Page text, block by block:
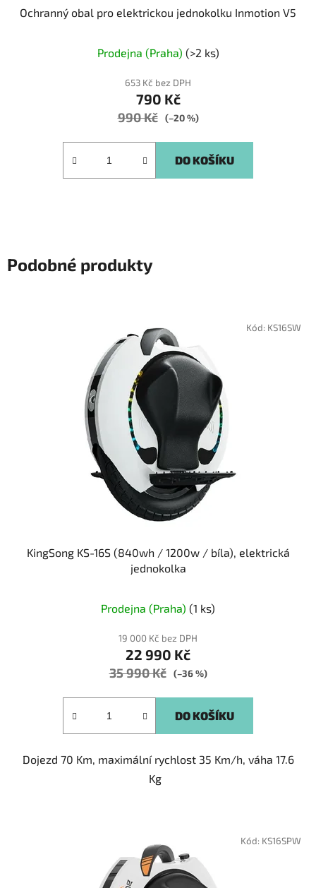
Ochranný obal pro elektrickou jednokolku Inmotion V5
hodnocení
produktu
je
5,0
Prodejna (Praha) (>2 ks)
653 Kč bez DPH
790 Kč
990 Kč (–20 %)
DO KOŠÍKU
Podobné produkty
KingSong KS-16S (840wh / 1200w / bíla), elektrická
jednokolka
Prodejna (Praha) (1 ks)
19 000 Kč bez DPH
22 990 Kč
35 990 Kč (–36 %)
DO KOŠÍKU
Dojezd 70 Km, maximální rychlost 35 Km/h, váha 17.6
Kg
Kód: KS16SW
Kód: KS16SPW